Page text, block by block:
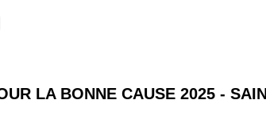
LA BONNE CAUSE 2025 -